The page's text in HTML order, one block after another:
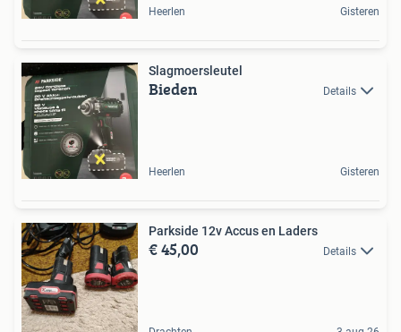
Heerlen Gisteren
Slagmoersleutel
Bieden Details
Heerlen Gisteren
Parkside 12v Accus en Laders
€ 45,00 Details